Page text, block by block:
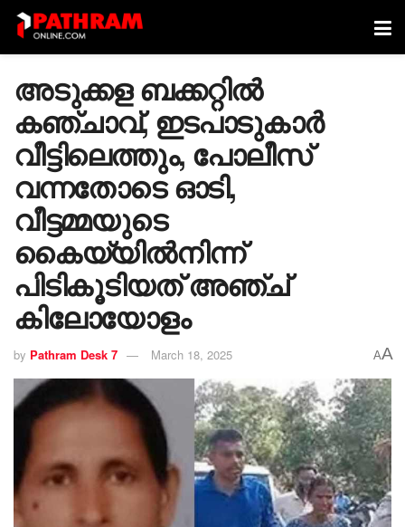
അടുക്കള ബക്കറ്റില്‍
കഞ്ചാവ്, ഇടപാടുകാര്‍
വീട്ടിലെത്തും, പോലീസ്
വന്നതോടെ ഓടി,
വീട്ടമ്മയുടെ
കൈയ്യില്‍നിന്ന്
പിടികൂടിയത് അഞ്ച്
കിലോയോളം
by Pathram Desk 7 March 18, 2025 AA